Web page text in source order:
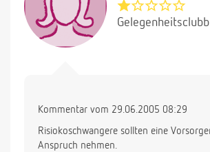
Kommentar vom 29.06.2005 08:29
Risiokoschwangere sollten eine
Anspruch nehmen.